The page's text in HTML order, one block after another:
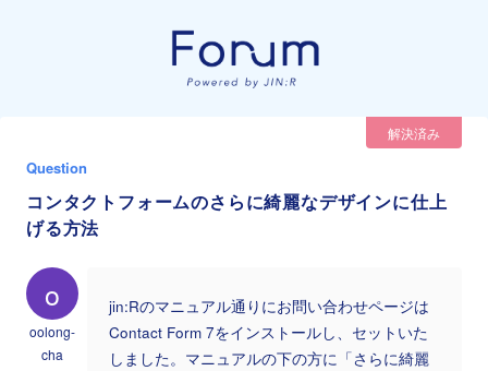
解決済み
Question
コンタクトフォームのさらに綺麗なデザインに仕上
げる方法
o
oolong-
cha
jin:Rのマニュアル通りにお問い合わせページは
Contact Form 7をインストールし、セットいた
しました。マニュアルの下の方に「さらに綺麗